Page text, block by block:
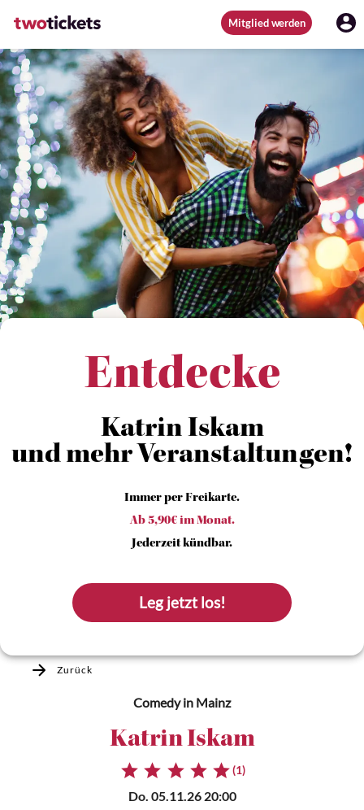
Mitglied werden
Entdecke
Katrin Iskam
und mehr Veranstaltungen!
Immer per Freikarte.
Ab 5,90€ im Monat.
Jederzeit kündbar.
Leg jetzt los!
Zurück
Comedyin Mainz
Katrin Iskam
(1)
Do. 05.11.26 20:00